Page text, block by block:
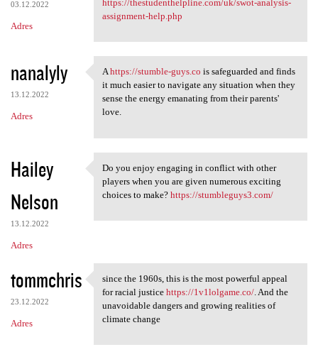
03.12.2022
Adres
https://thestudenthelpline.com/uk/swot-analysis-
assignment-help.php
nanalyly
13.12.2022
Adres
A https://stumble-guys.co is
Ahttps://stumble-guys.co is safeguarded and finds
it much easier to navigate any situation when they
sense the energy emanating from their parents'
love.
Hailey
Nelson
13.12.2022
Adres
Do you enjoy engaging in
Do you enjoy engaging in conflict with other
players when you are given numerous exciting
choices to make? https://stumbleguys3.com/
tommchris
23.12.2022
Adres
since the 1960s, this is the
since the 1960s, this is the most powerful appeal
for racial justice https://1v1lolgame.co/. And the
unavoidable dangers and growing realities of
climate change